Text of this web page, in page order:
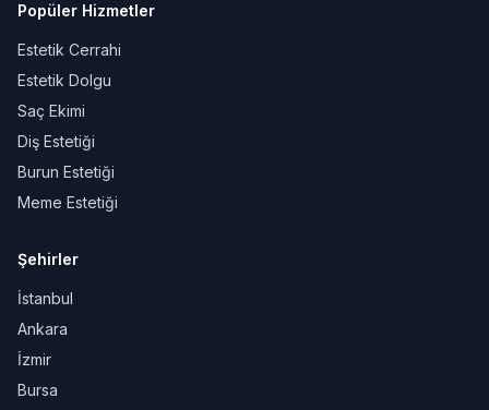
Popüler Hizmetler
Estetik Cerrahi
Estetik Dolgu
Saç Ekimi
Diş Estetiği
Burun Estetiği
Meme Estetiği
Şehirler
İstanbul
Ankara
İzmir
Bursa